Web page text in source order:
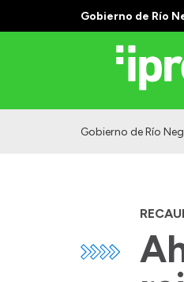
Gobierno de Río
Gobierno de Río